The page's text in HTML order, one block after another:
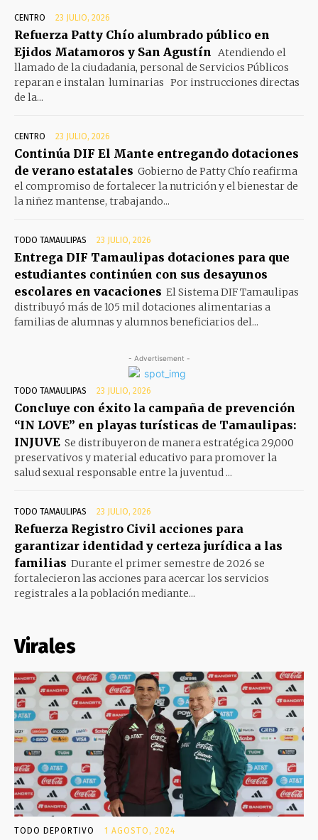
CENTRO 23 JULIO, 2026
Refuerza Patty Chío alumbrado público en
Ejidos Matamoros y San Agustín Atendiendo el
llamado de la ciudadania, personal de Servicios Públicos
reparan e instalan luminarias Por instrucciones directas
de la...
CENTRO 23 JULIO, 2026
Continúa DIF El Mante entregando dotaciones
de verano estatales Gobierno de Patty Chío reafirma
el compromiso de fortalecer la nutrición y el bienestar de
la niñez mantense, trabajando...
TODO TAMAULIPAS 23 JULIO, 2026
Entrega DIF Tamaulipas dotaciones para que
estudiantes continúen con sus desayunos
escolares en vacaciones El Sistema DIF Tamaulipas
distribuyó más de 105 mil dotaciones alimentarias a
familias de alumnas y alumnos beneficiarios del...
- Advertisement -
TODO TAMAULIPAS 23 JULIO, 2026
Concluye con éxito la campaña de prevención
“IN LOVE” en playas turísticas de Tamaulipas:
INJUVE Se distribuyeron de manera estratégica 29,000
preservativos y material educativo para promover la
salud sexual responsable entre la juventud ...
TODO TAMAULIPAS 23 JULIO, 2026
Refuerza Registro Civil acciones para
garantizar identidad y certeza jurídica a las
familias Durante el primer semestre de 2026 se
fortalecieron las acciones para acercar los servicios
registrales a la población mediante...
Virales
TODO DEPORTIVO 1 AGOSTO, 2024